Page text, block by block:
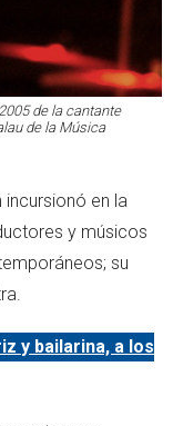
de la cantante
de la Música
en la
y músicos
su
y bailarina, a los